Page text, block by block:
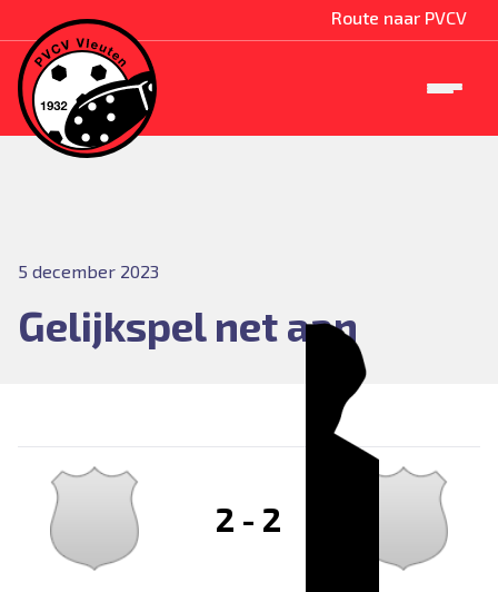
Route naar PVCV
5 december 2023
Gelijkspel net aan
2 - 2